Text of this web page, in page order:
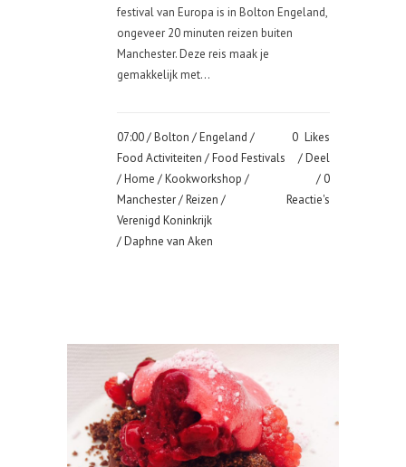
festival van Europa is in Bolton Engeland,
ongeveer 20 minuten reizen buiten
Manchester. Deze reis maak je
gemakkelijk met...
07:00 /Bolton /Engeland /
Food Activiteiten /Food Festivals
/Home /Kookworkshop /
Manchester/Reizen /
Verenigd Koninkrijk
/ Daphne van Aken
0 Likes
Deel
0
Reactie's